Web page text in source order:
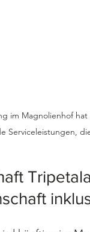
im Magnolienhof
Serviceleistungen,